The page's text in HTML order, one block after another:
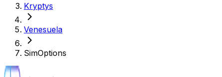
Kryptys
Venesuela
SimOptions